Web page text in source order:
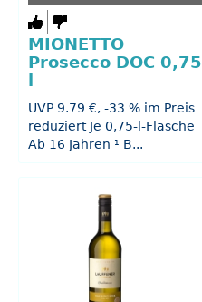
MIONETTO
Prosecco DOC 0,75
UVP 9.79 €, -33 % im Preis
reduziert Je 0,75-l-Flasche
Ab 16 Jahren ¹ B...